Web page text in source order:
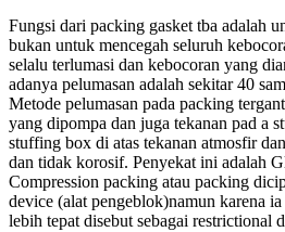
Fungsi dari packing gasket tba adalah
bukan untuk mencegah seluruh
selalu terlumasi dan kebocoran yang
adanya pelumasan adalah sekitar 40
Metode pelumasan pada packing
yang dipompa dan juga tekanan pad a
stuffing box di atas tekanan atmosfir
dan tidak korosif. Penyekat ini adalah
Compression packing atau packing
device (alat pengeblok)namun karena ia
lebih tepat disebut sebagai restrictional